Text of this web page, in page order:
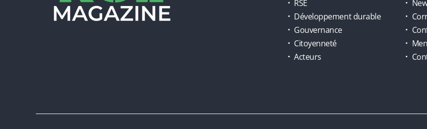
RSE
Développement durable
Gouvernance
Citoyenneté
Acteurs